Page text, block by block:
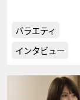
バラエティ
インタビュー